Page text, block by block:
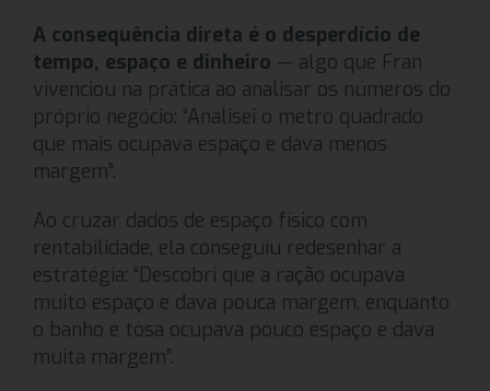
A consequência direta é o desperdício de
tempo, espaço e dinheiro — algo que Fran
vivenciou na prática ao analisar os números do
próprio negócio: “Analisei o metro quadrado
que mais ocupava espaço e dava menos
margem”.
Ao cruzar dados de espaço físico com
rentabilidade, ela conseguiu redesenhar a
estratégia: “Descobri que a ração ocupava
muito espaço e dava pouca margem, enquanto
o banho e tosa ocupava pouco espaço e dava
muita margem”.